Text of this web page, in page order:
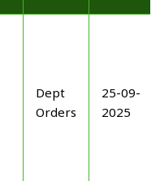
Dept
Orders
25-09-
2025